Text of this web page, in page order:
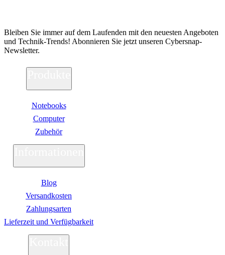
Notebooks
Computer
Zubehör
Blog
Versandkosten
Zahlungsarten
Lieferzeit und Verfügbarkeit
Bleiben Sie immer auf dem Laufenden mit den neuesten Angeboten
und Technik-Trends! Abonnieren Sie jetzt unseren Cybersnap-
Newsletter.